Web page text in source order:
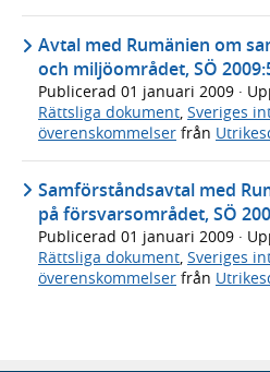
Avtal med Rumänien om
och miljöområdet, SÖ
Publicerad 01 januari 2009 ·
Rättsliga dokument, Sveriges
överenskommelser från
Samförståndsavtal med
på försvarsområdet, SÖ
Publicerad 01 januari 2009 ·
Rättsliga dokument, Sveriges
överenskommelser från